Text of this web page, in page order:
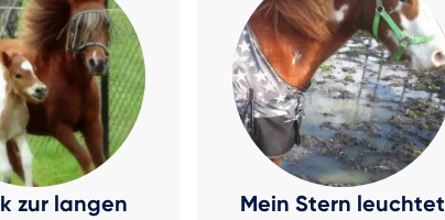
zur langen
Mein Stern leuchtet